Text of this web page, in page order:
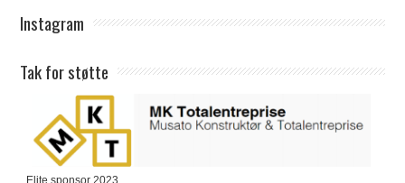
Instagram
Tak for støtte
Elite sponsor 2023